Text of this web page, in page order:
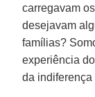
carregavam
desejavam
famílias?
experiência
da indiferença